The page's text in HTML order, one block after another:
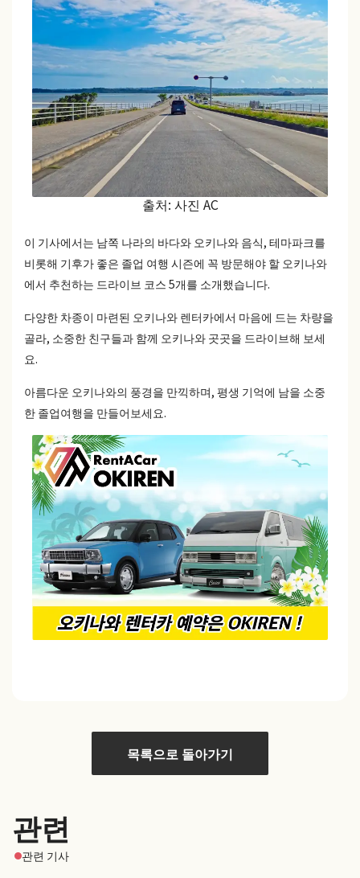
출처: 사진 AC
이 기사에서는 남쪽 나라의 바다와 오키나와 음식, 테마파크를
비롯해 기후가 좋은 졸업 여행 시즌에 꼭 방문해야 할 오키나와
에서 추천하는 드라이브 코스 5개를 소개했습니다.
다양한 차종이 마련된 오키나와 렌터카에서 마음에 드는 차량을
골라, 소중한 친구들과 함께 오키나와 곳곳을 드라이브해 보세
요.
아름다운 오키나와의 풍경을 만끽하며, 평생 기억에 남을 소중
한 졸업여행을 만들어보세요.
목록으로 돌아가기
관련
관련 기사